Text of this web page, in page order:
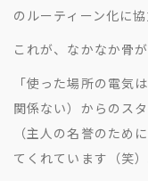
のルーティーン化に
これが、なかなか骨
「使った場所の電気
関係ない）からのス
（主人の名誉のため
てくれています（笑）